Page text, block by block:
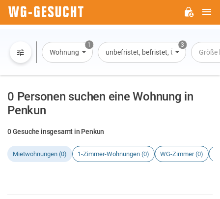
1
Wohnung
3
unbefristet, befristet, Übernachtung
Größe
0 Personen suchen eine Wohnung in
Penkun
0 Gesuche insgesamt in Penkun
Mietwohnungen (0) 1-Zimmer-Wohnungen (0) WG-Zimmer (0)